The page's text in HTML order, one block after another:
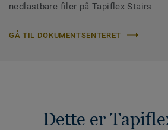
nedlastbare filer på Tapiflex Stairs
GÅ TIL DOKUMENTSENTERET
Dette er